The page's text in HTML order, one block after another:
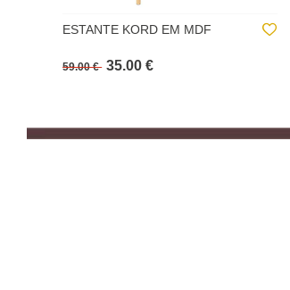
ESTÁTUA CABEÇA DE
15.00 €